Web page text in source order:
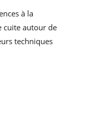
à la
cuite autour de
techniques